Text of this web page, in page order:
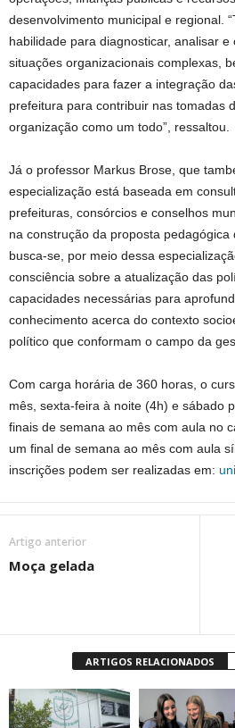
desenvolvimento municipal e regional.
habilidade para diagnosticar, analisar
situações organizacionais complexas,
capacidades para fazer a integração
prefeitura para contribuir nas tomadas
organização como um todo”, ressaltou.
Já o professor Markus Brose, que
especialização está baseada em
prefeituras, consórcios e conselhos
na construção da proposta pedagógica
busca-se, por meio dessa
consciência sobre a atualização das
capacidades necessárias para
conhecimento acerca do contexto
político que conformam o campo da
Com carga horária de 360 horas, o
mês, sexta-feira à noite (4h) e sábado
finais de semana ao mês com aula no
um final de semana ao mês com aula
inscrições podem ser realizadas em:
Artigo anterior
Moça gelada
ARTIGOS RELACIONADOS